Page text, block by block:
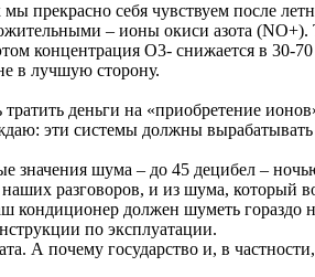
прекрасно себя чувствуем после
– ионы окиси азота (NO+).
концентрация О3- снижается в 30-70
в лучшую сторону.
деньги на «приобретение
эти системы должны
шума – до 45 децибел –
разговоров, и из шума, который
кондиционер должен шуметь гораздо
по эксплуатации.
А почему государство и, в